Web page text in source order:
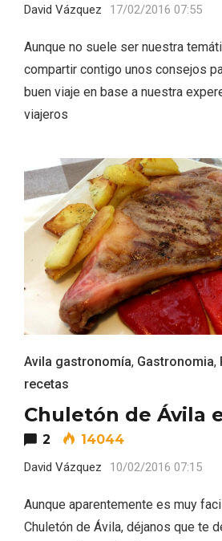
David Vázquez 17/02/2016 07:55
Aunque no suele ser nuestra
compartir contigo unos consejos
buen viaje en base a nuestra
viajeros
Avila gastronomía, Gastronomia,
recetas
Chuletón de Ávila
2 14044
David Vázquez 10/02/2016 07:15
Aunque aparentemente es muy
Chuletón de Ávila, déjanos que te
VII Feria del Vino de
Feria del Vino de Toro
“Otros Vinos de Toro”